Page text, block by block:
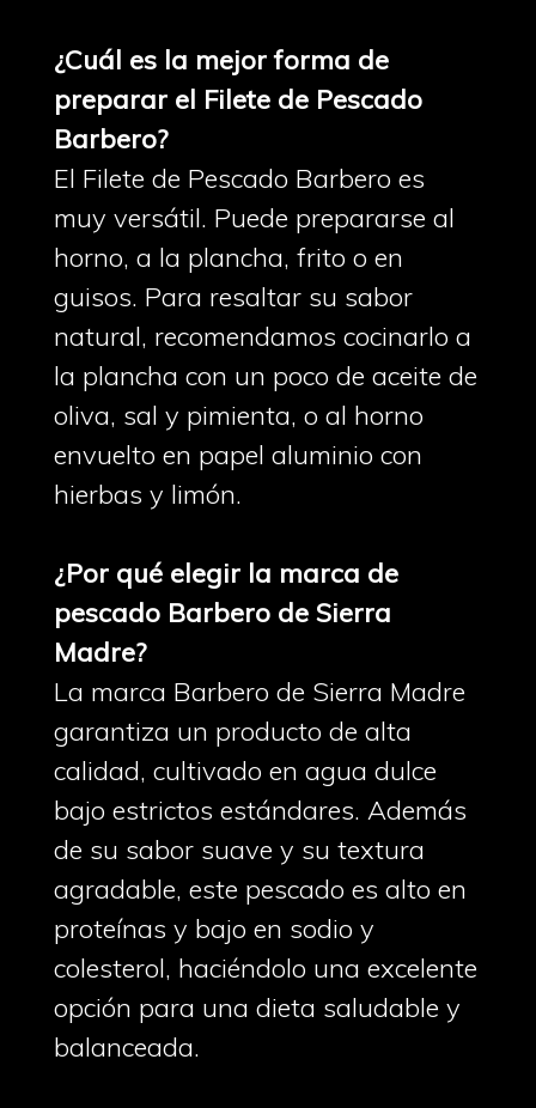
¿Cuál es la mejor forma de
preparar el Filete de Pescado
Barbero?
El Filete de Pescado Barbero es
muy versátil. Puede prepararse al
horno, a la plancha, frito o en
guisos. Para resaltar su sabor
natural, recomendamos cocinarlo a
la plancha con un poco de aceite de
oliva, sal y pimienta, o al horno
envuelto en papel aluminio con
hierbas y limón.
¿Por qué elegir la marca de
pescado Barbero de Sierra
Madre?
La marca Barbero de Sierra Madre
garantiza un producto de alta
calidad, cultivado en agua dulce
bajo estrictos estándares. Además
de su sabor suave y su textura
agradable, este pescado es alto en
proteínas y bajo en sodio y
colesterol, haciéndolo una excelente
opción para una dieta saludable y
balanceada.